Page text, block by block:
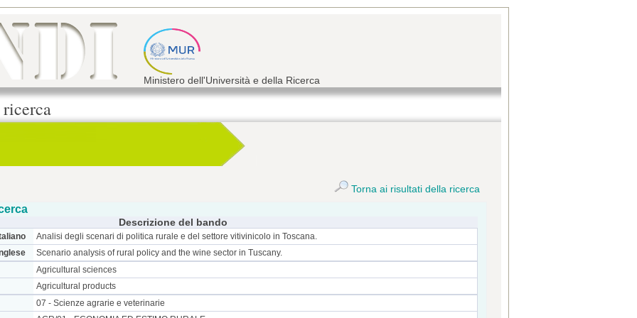
Ministero dell'Università e della Ricerca
Torna ai risultati della ricerca
Descrizione del bando
Analisi degli scenari di politica rurale e del settore vitivinicolo in Toscana.
Scenario analysis of rural policy and the wine sector in Tuscany.
Agricultural sciences
Agricultural products
07 - Scienze agrarie e veterinarie